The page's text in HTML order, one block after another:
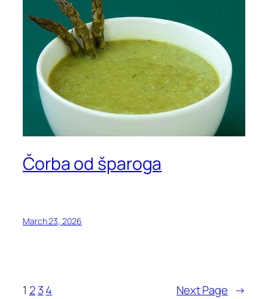
Čorba od šparoga
March 23, 2026
1 2 34 Next Page →